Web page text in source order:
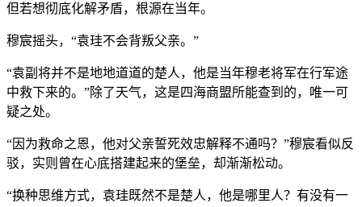
但若想彻底化解矛盾，根源在当年。
穆宸摇头，“袁珪不会背叛父亲。”
“袁副将并不是地地道道的楚人，他是当年穆老将军在行军途
中救下来的。”除了天气，这是四海商盟所能查到的，唯一可
疑之处。
“因为救命之恩，他对父亲誓死效忠解释不通吗？”穆宸看似反
驳，实则曾在心底搭建起来的堡垒，却渐渐松动。
“换种思维方式，袁珪既然不是楚人，他是哪里人？有没有一